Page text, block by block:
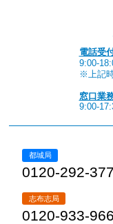
電話受
9:00-
※上記
窓口業
9:00-
都城局
0120-292-377
志布志局
0120-933-966